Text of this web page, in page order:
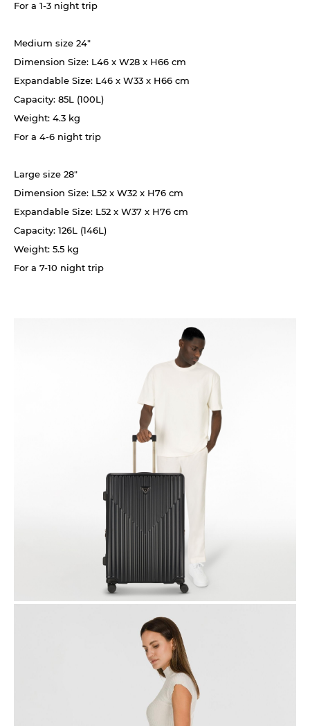
For a 1-3 night trip
Medium size 24"
Dimension Size: L46 x W28 x H66 cm
Expandable Size: L46 x W33 x H66 cm
Capacity: 85L (100L)
Weight: 4.3 kg
For a 4-6 night trip
Large size 28"
Dimension Size: L52 x W32 x H76 cm
Expandable Size: L52 x W37 x H76 cm
Capacity: 126L (146L)
Weight: 5.5 kg
For a 7-10 night trip